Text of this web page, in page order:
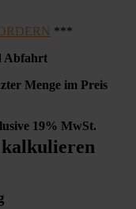
***
Abfahrt
Menge im Preis
19% MwSt.